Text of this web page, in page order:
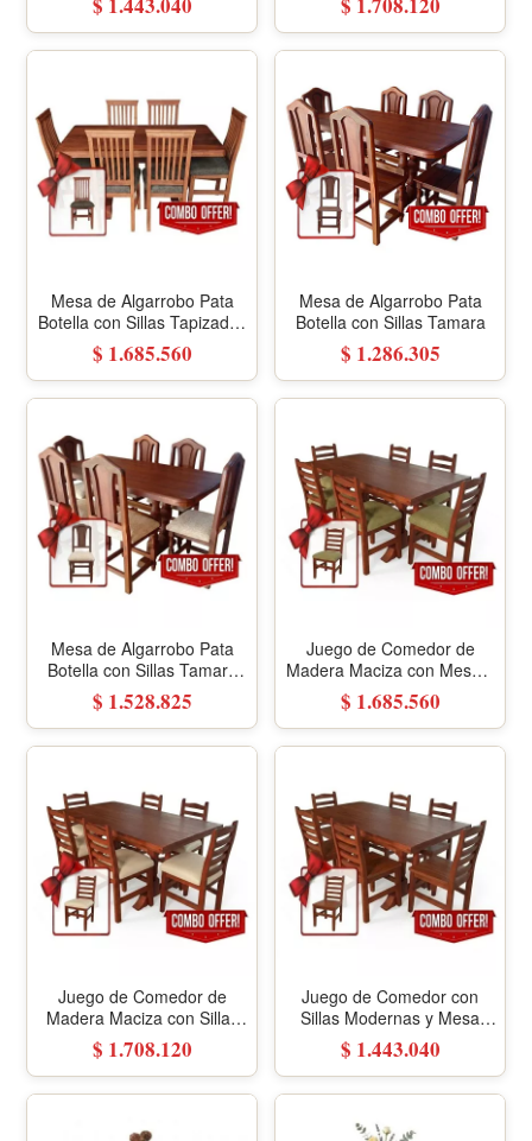
Mesa de Algarrobo Pata
Botella con Sillas Tapizadas
en Tela
$ 1.685.560
Mesa de Algarrobo Pata
Botella con Sillas Tamara
$ 1.286.305
Mesa de Algarrobo Pata
Botella con Sillas Tamara
Tapizada Tela
$ 1.528.825
Juego de Comedor de
Madera Maciza con Mesa y
Sillas Tapizadas en Tela
$ 1.685.560
Juego de Comedor de
Madera Maciza con Sillas
Tapizadas en Ecocuero
$ 1.708.120
Juego de Comedor con
Sillas Modernas y Mesa
Rectangular
$ 1.443.040